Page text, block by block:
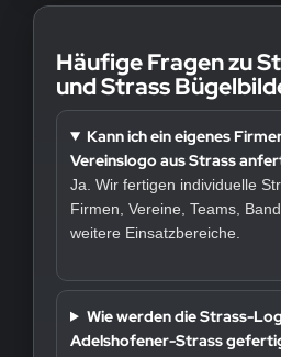
Häufige Fragen zu
und Strass
Kann ich ein eigenes
Vereinslogo aus Strass
Ja. Wir fertigen individuelle
Firmen, Vereine, Teams,
weitere Einsatzbereiche.
Wie werden die Strass-
Adelshofener-Strass